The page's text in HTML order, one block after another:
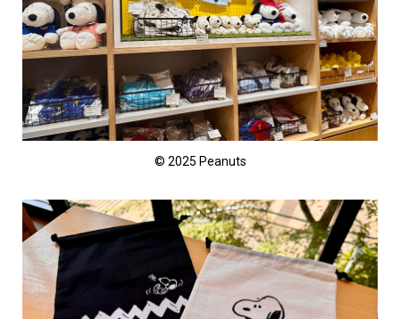
© 2025 Peanuts